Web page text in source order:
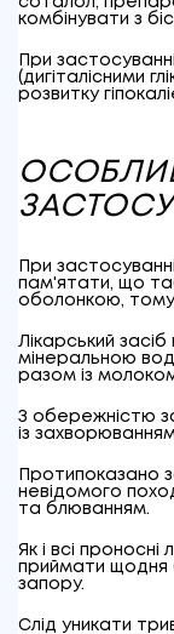
комбінувати з
При
(дигіталісними
розвитку
При
пам'ятати, що
оболонкою, тому
Лікарський
мінеральною
разом із
З обережністю
із
Протипоказано
невідомого
та блюванням.
Як і всі проносні
приймати щодня
запору.
Слід уникати